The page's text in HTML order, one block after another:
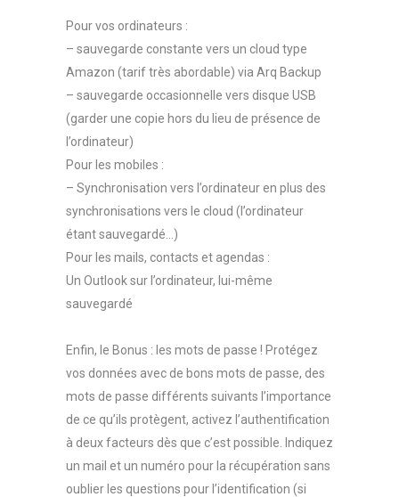
Pour vos ordinateurs :
– sauvegarde constante vers un cloud type
Amazon (tarif très abordable) via Arq Backup
– sauvegarde occasionnelle vers disque USB
(garder une copie hors du lieu de présence de
l’ordinateur)
Pour les mobiles :
– Synchronisation vers l’ordinateur en plus des
synchronisations vers le cloud (l’ordinateur
étant sauvegardé…)
Pour les mails, contacts et agendas :
Un Outlook sur l’ordinateur, lui-même
sauvegardé
Enfin, le Bonus : les mots de passe ! Protégez
vos données avec de bons mots de passe, des
mots de passe différents suivants l’importance
de ce qu’ils protègent, activez l’authentification
à deux facteurs dès que c’est possible. Indiquez
un mail et un numéro pour la récupération sans
oublier les questions pour l’identification (si